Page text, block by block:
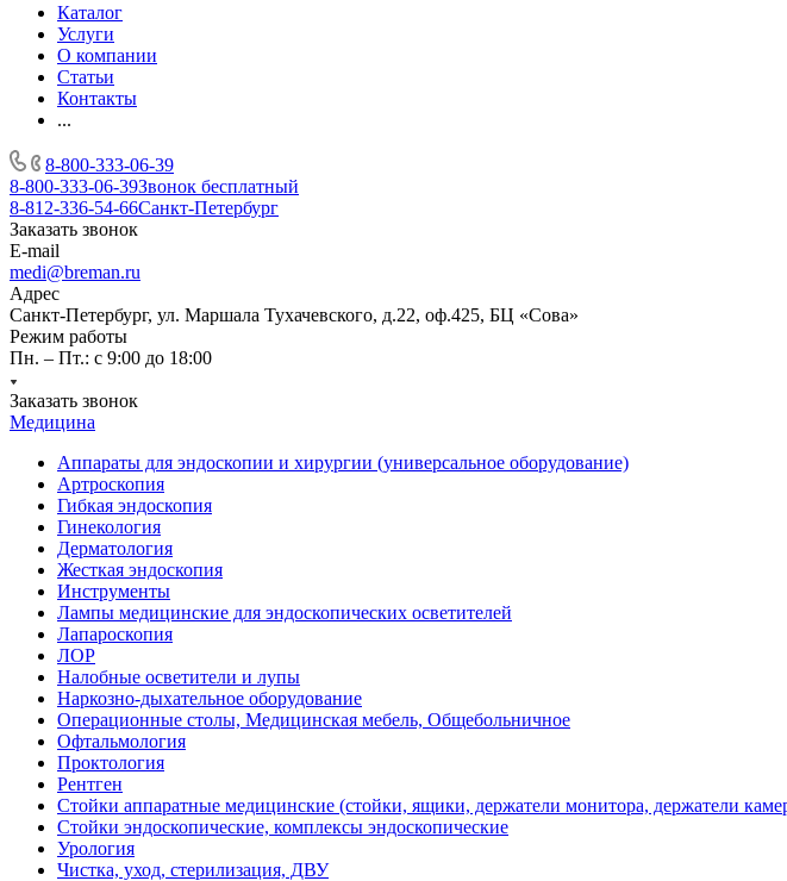
Каталог
Услуги
О компании
Статьи
Контакты
...
8-800-333-06-39
8-800-333-06-39Звонок бесплатный
8-812-336-54-66Санкт-Петербург
Заказать звонок
E-mail
medi@breman.ru
Адрес
Санкт-Петербург, ул. Маршала Тухачевского, д.22, оф.425, БЦ «Сова»
Режим работы
Пн. – Пт.: с 9:00 до 18:00
Заказать звонок
Медицина
Аппараты для эндоскопии и хирургии (универсальное оборудование)
Артроскопия
Гибкая эндоскопия
Гинекология
Дерматология
Жесткая эндоскопия
Инструменты
Лампы медицинские для эндоскопических осветителей
Лапароскопия
ЛОР
Налобные осветители и лупы
Наркозно-дыхательное оборудование
Операционные столы, Медицинская мебель, Общебольничное
Офтальмология
Проктология
Рентген
Стойки аппаратные медицинские (стойки, ящики, держатели монитора, держатели
Стойки эндоскопические, комплексы эндоскопические
Урология
Чистка, уход, стерилизация, ДВУ